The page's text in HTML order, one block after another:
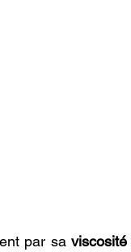
par sa viscosité